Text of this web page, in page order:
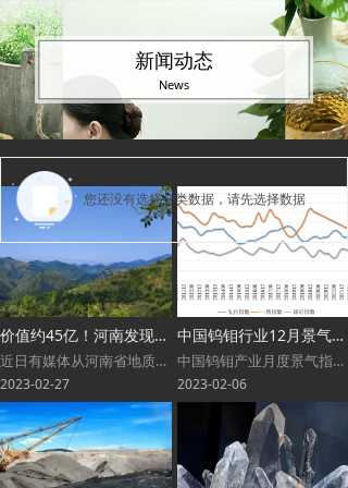
您还没有选择分类数据，请先选择数据
价值约45亿！河南发现大型银矿！
近日有媒体从河南省地质局获悉，河南省第二地质矿产调查院有限公司在灵宝市董家埝发现一处大型银矿，并在嵩县发现大
2023-02-27
中国钨钼行业12月景气指数报告
中国钨钼产业月度景气指数监测结果显示，2022年12月份，中国钨钼产业景气指数为25.8，较上月上升1.2个
2023-02-06
新闻动态
News